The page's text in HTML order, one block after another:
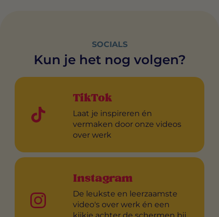
SOCIALS
Kun je het nog volgen?
TikTok
Laat je inspireren én
vermaken door onze videos
over werk
Instagram
De leukste en leerzaamste
video's over werk én een